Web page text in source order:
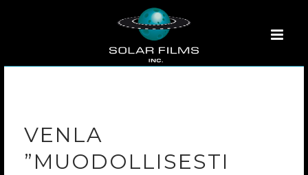
VENLA
”MUODOLLISESTI